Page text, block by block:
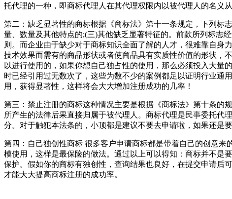
托代理的一种，即商标代理人在其代理权限内以被代理人的名义
第二：缺乏显著性的商标根据《商标法》第十一条规定，下列标
量、数量及其他特点的;(三)其他缺乏显著特征的。前款所列标志
则。而企业由于缺少对于商标知识全面了解的人才，很难靠自身
技术效果而需有的商品形状或者使商品具有实质性价值的形状，
以进行使用的，如果你想自己独占性的使用，那么必须投入大
时已经引用过无数次了，这些为数不少的案例都足以证明行业通
用，获得显著性，这样将会大大增加注册成功的几率！
第三：禁止注册的商标这种情况主要是根据《商标法》第十条的
所产生的法律后果直接归属于被代理人。商标代理是民事委托代
分。对于触犯本法条的，小顶都是建议不要去申请啦，如果还是
第四：自己独创性商标 很多客户申请商标都是带着自己的创意
模使用，这样是最保险的做法。通过以上可以得知：商标并不是
保护。假如你的商标有独创性，查询结果也良好，在提交申请后
才能大大提高商标注册的成功率。